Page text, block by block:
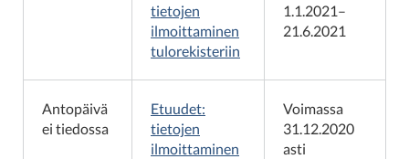
tietojen
ilmoittaminen
tulorekisteriin
1.1.2021–
21.6.2021
Antopäivä
ei tiedossa
Etuudet:
tietojen
ilmoittaminen
Voimassa
31.12.2020
asti